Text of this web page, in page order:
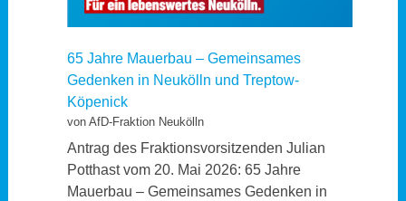
65 Jahre Mauerbau – Gemeinsames
Gedenken in Neukölln und Treptow-
Köpenick
von AfD-Fraktion Neukölln
Antrag des Fraktionsvorsitzenden Julian
Potthast vom 20. Mai 2026: 65 Jahre
Mauerbau – Gemeinsames Gedenken in